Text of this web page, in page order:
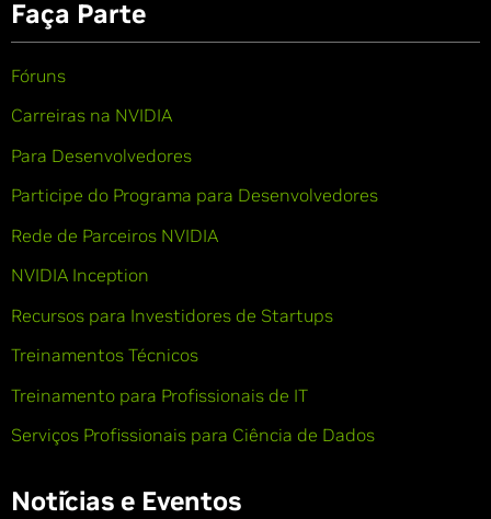
Faça Parte
Fóruns
Carreiras na NVIDIA
Para Desenvolvedores
Participe do Programa para Desenvolvedores
Rede de Parceiros NVIDIA
NVIDIA Inception
Recursos para Investidores de Startups
Treinamentos Técnicos
Treinamento para Profissionais de IT
Serviços Profissionais para Ciência de Dados
Notícias e Eventos